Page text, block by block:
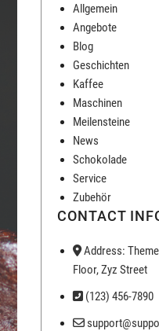
Allgemein
Angebote
Blog
Geschichten
Kaffee
Maschinen
Meilensteine
News
Schokolade
Service
Zubehör
CONTACT
Address:
Floor, Zyz Street
(123) 456-7890